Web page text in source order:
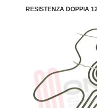
RESISTENZA DOPPIA